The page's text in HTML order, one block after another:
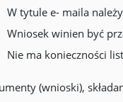
W tytule e- maila
Wniosek winien być
Nie ma konieczności
(wnioski),